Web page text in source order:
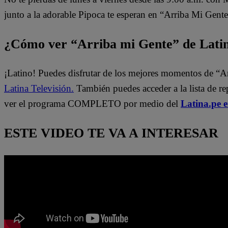
junto a la adorable Pipoca te esperan en “Arriba Mi
¿Cómo ver “Arriba mi Gente” de
¡Latino! Puedes disfrutar de los mejores momentos de
Latina Televisión. También puedes acceder a la lista de
ver el programa COMPLETO por medio del Latina.pe
ESTE VIDEO TE VA A INTERESAR